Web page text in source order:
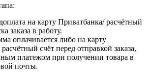
на карту Приватбанка/ расчётный
заказа в работу.
оплачивается либо на карту
счёт перед отправкой заказа,
платежом при получении товара в
почты.